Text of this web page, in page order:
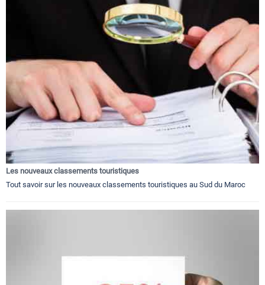
Les nouveaux classements touristiques
Tout savoir sur les nouveaux classements touristiques au Sud du Maroc